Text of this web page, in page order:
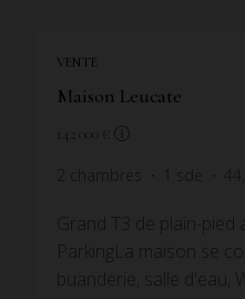
VENTE
Maison Leucate
142 000 €
Grand T3 de plain-
ParkingLa maison se